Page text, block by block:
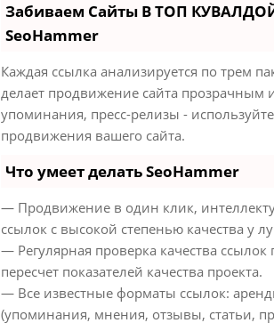
Забиваем Сайты В ТОП
SeoHammer
Каждая ссылка анализируется по трем
делает продвижение сайта прозрачным
упоминания, пресс-релизы -
продвижения вашего сайта.
Что умеет делать SeoHammer
— Продвижение в один клик,
ссылок с высокой степенью качества у
— Регулярная проверка качества
пересчет показателей качества проекта.
— Все известные форматы ссылок:
(упоминания, мнения, отзывы, статьи,